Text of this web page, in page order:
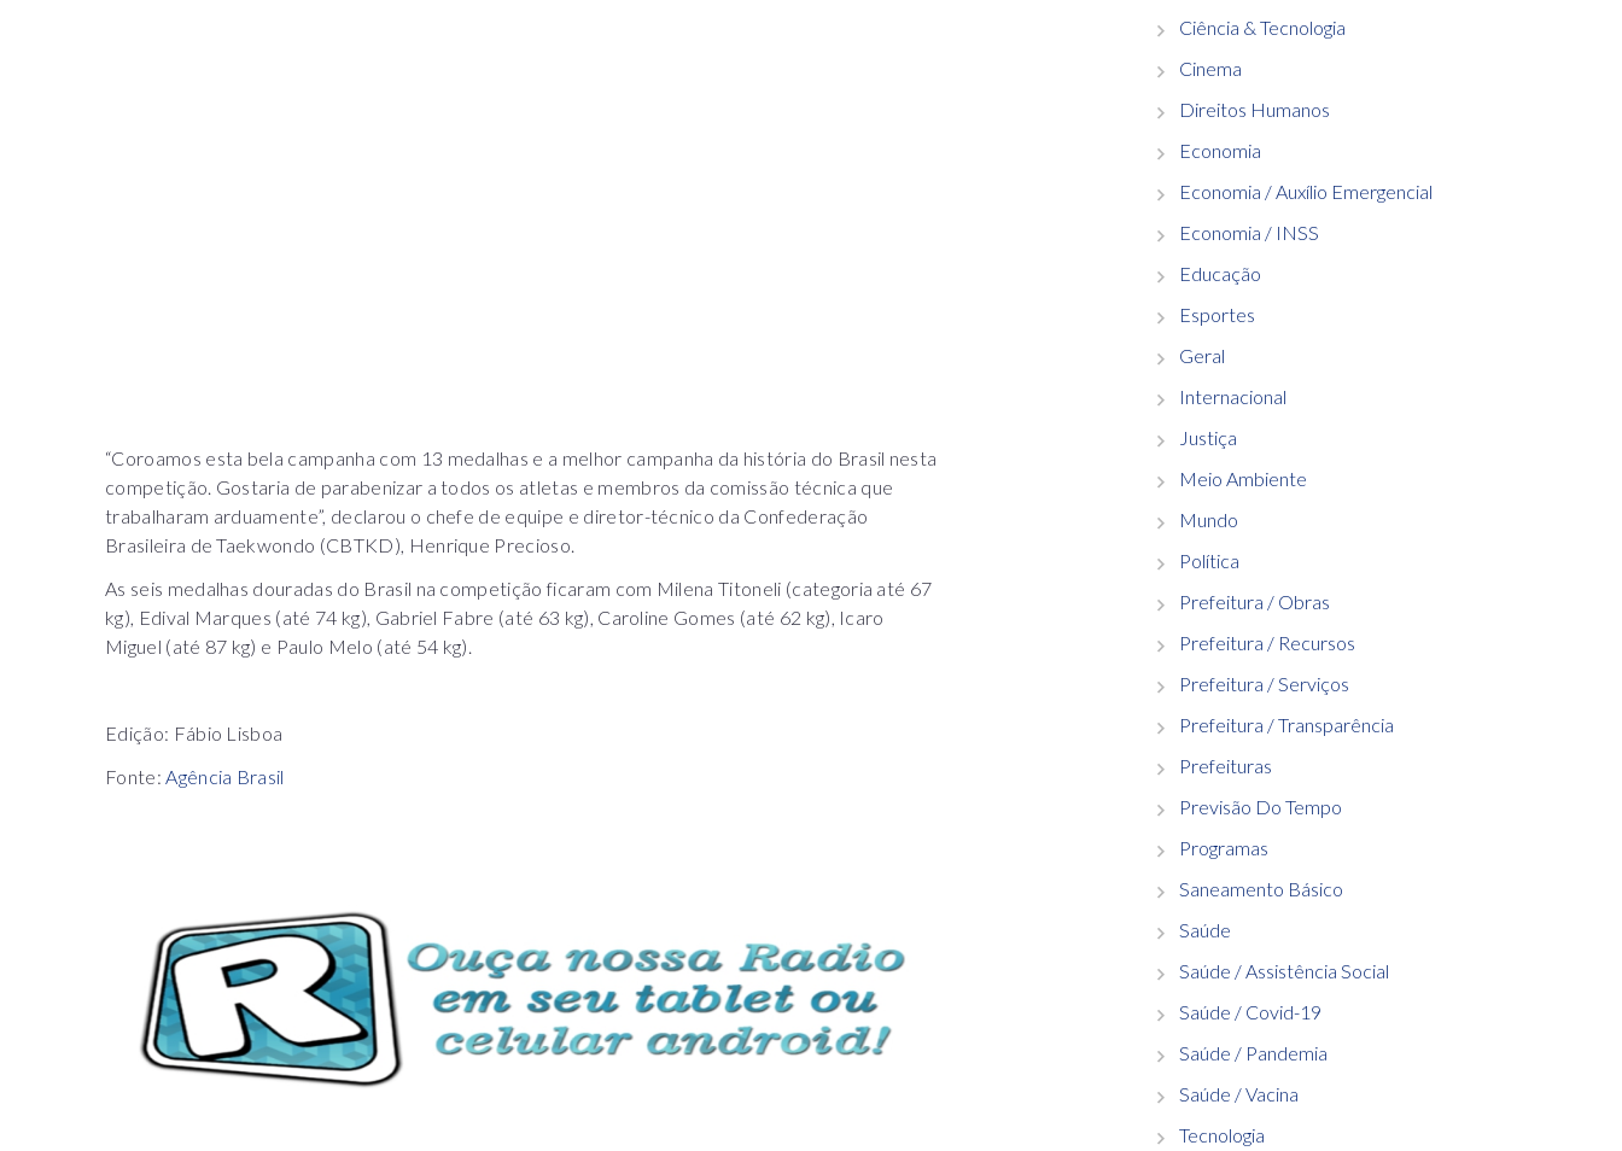
“Coroamos esta bela campanha com 13 medalhas e a melhor campanha da história do Brasil nesta
competição. Gostaria de parabenizar a todos os atletas e membros da comissão técnica que
trabalharam arduamente”, declarou o chefe de equipe e diretor-técnico da Confederação
Brasileira de Taekwondo (CBTKD), Henrique Precioso.
As seis medalhas douradas do Brasil na competição ficaram com Milena Titoneli (categoria até 67
kg), Edival Marques (até 74 kg), Gabriel Fabre (até 63 kg), Caroline Gomes (até 62 kg), Icaro
Miguel (até 87 kg) e Paulo Melo (até 54 kg).
Edição: Fábio Lisboa
Fonte:Agência Brasil
Ciência & Tecnologia
Cinema
Direitos Humanos
Economia
Economia / Auxílio Emergencial
Economia / INSS
Educação
Esportes
Geral
Internacional
Justiça
Meio Ambiente
Mundo
Política
Prefeitura / Obras
Prefeitura / Recursos
Prefeitura / Serviços
Prefeitura / Transparência
Prefeituras
Previsão Do Tempo
Programas
Saneamento Básico
Saúde
Saúde / Assistência Social
Saúde / Covid-19
Saúde / Pandemia
Saúde / Vacina
Tecnologia